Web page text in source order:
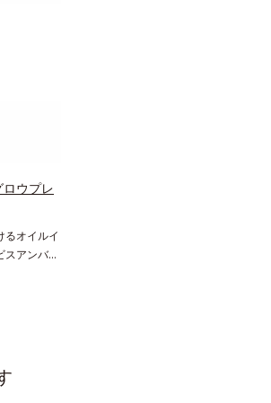
従来品処
キス、シ
ビスエト
＜使用量
使用ステ
ザ リン
品あたり
品の詳し
くださ
こちら
けること
自の美白
ール（デ
配合。シ
る“メラ
(*1)、粉砕
テップで
「アルテ
うるおい
るような
に取った
、と3段階
、肌にす
ケアを楽
ました。
ミのこ
感のある
ウプレ
るオイルイ
アンバー
ありたい
ブランド
いた肌サ
を。ライ
しい印象